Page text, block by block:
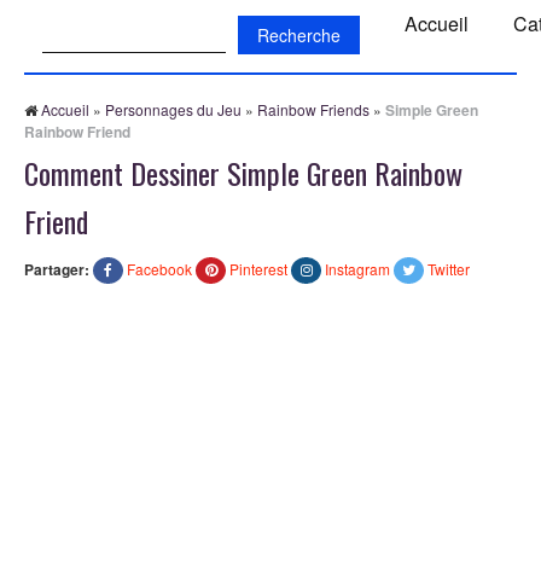
Accueil
Accueil » Personnages du Jeu » Rainbow Friends » Simple Green
Rainbow Friend
Comment Dessiner Simple Green Rainbow
Friend
Partager: Facebook Pinterest Instagram Twitter